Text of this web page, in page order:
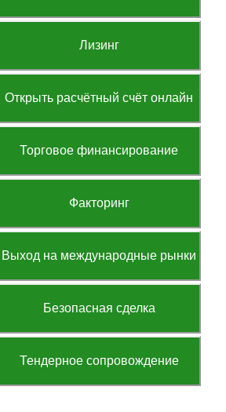
Лизинг
Открыть расчётный счёт онлайн
Торговое финансирование
Факторинг
Выход на международные рынки
Безопасная сделка
Тендерное сопровождение